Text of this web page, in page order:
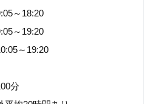
～18:20
～19:20
～19:20
分